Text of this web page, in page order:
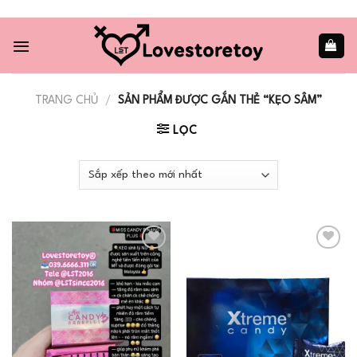
content
TRANG CHỦ / SẢN PHẨM ĐƯỢC GẮN THẺ “KẸO SÂM”
LỌC
Add to
wishlist
Add to
wishlist